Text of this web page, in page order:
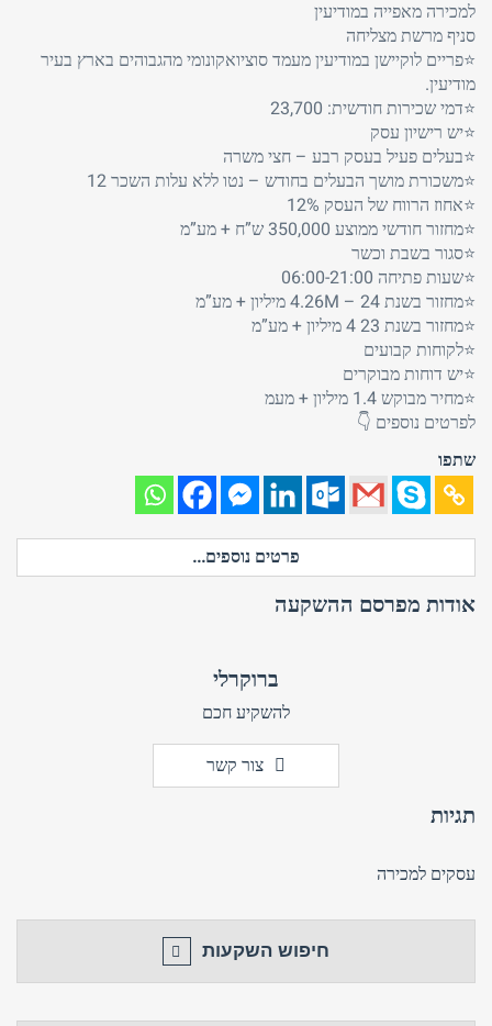
למכירה מאפייה במודיעין
סניף מרשת מצליחה
⭐פריים לוקיישן במודיעין מעמד סוציואקונומי מהגבוהים בארץ בעיר
מודיעין.
⭐דמי שכירות חודשית: 23,700
⭐יש רישיון עסק
⭐בעלים פעיל בעסק רבע – חצי משרה
⭐משכורת מושך הבעלים בחודש – נטו ללא עלות השכר 12
⭐אחוז הרווח של העסק 12%
⭐מחזור חודשי ממוצע 350,000 ש”ח + מע”מ
⭐סגור בשבת וכשר
⭐שעות פתיחה 06:00-21:00
⭐מחזור בשנת 24 – 4.26M מיליון + מע”מ
⭐מחזור בשנת 23 4 מיליון + מע”מ
⭐לקוחות קבועים
⭐יש דוחות מבוקרים
⭐מחיר מבוקש 1.4 מיליון + מעמ
לפרטים נוספים 👇
שתפו
פרטים נוספים...
אודות מפרסם ההשקעה
ברוקרלי
להשקיע חכם
צור קשר
תגיות
עסקים למכירה
חיפוש השקעות